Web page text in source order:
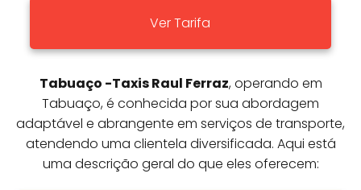
Ver Tarifa
Tabuaço -Taxis Raul Ferraz, operando em
Tabuaço, é conhecida por sua abordagem
adaptável e abrangente em serviços de transporte,
atendendo uma clientela diversificada. Aqui está
uma descrição geral do que eles oferecem: